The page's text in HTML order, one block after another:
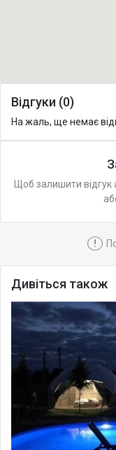
Відгуки (0)
На жаль, ще немає
Щоб залишити відгук
!
Дивіться також